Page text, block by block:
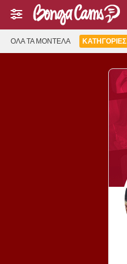
ΌΛΑ ΤΑ ΜΟΝΤΈΛΑ ΚΑΤΗΓΟΡΊΕΣ